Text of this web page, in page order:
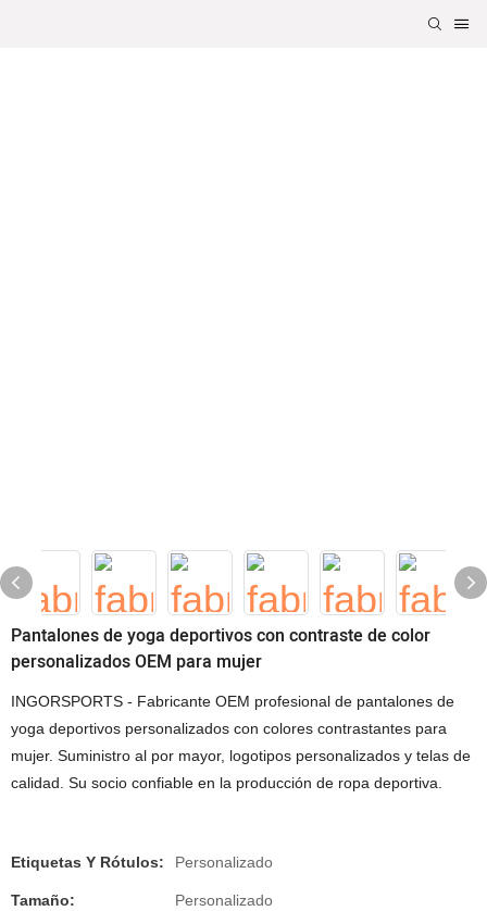
Pantalones de yoga deportivos con contraste de color
personalizados OEM para mujer
INGORSPORTS - Fabricante OEM profesional de pantalones de
yoga deportivos personalizados con colores contrastantes para
mujer. Suministro al por mayor, logotipos personalizados y telas de
calidad. Su socio confiable en la producción de ropa deportiva.
Etiquetas Y Rótulos: Personalizado
Tamaño: Personalizado